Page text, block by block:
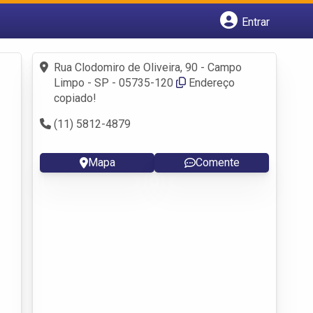
Entrar
Fazer login
Criar conta
Rua Clodomiro de Oliveira, 90 - Campo
Limpo - SP - 05735-120
Endereço
copiado!
(11) 5812-4879
Mapa Comente